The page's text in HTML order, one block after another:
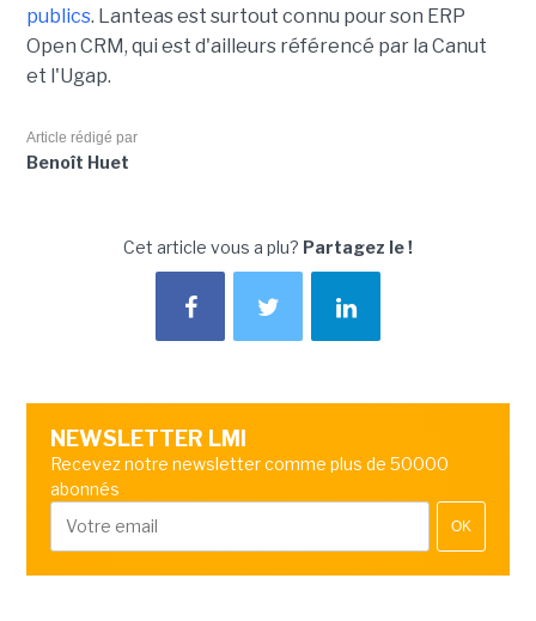
publics. Lanteas est surtout connu pour son ERP
Open CRM, qui est d'ailleurs référencé par la Canut
et l'Ugap.
Article rédigé par
Benoît Huet
Cet article vous a plu? Partagez le !
NEWSLETTER LMI
Recevez notre newsletter comme plus de 50000
abonnés
OK